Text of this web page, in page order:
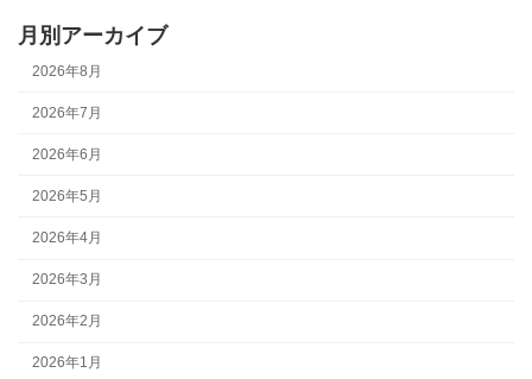
月別アーカイブ
2026年8月
2026年7月
2026年6月
2026年5月
2026年4月
2026年3月
2026年2月
2026年1月